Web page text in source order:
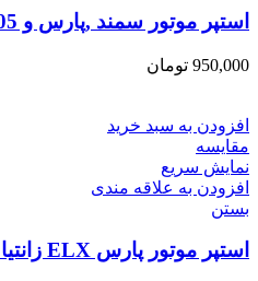
استپر موتور سمند ,پارس و 405 (XU7 ) کروز
950,000 تومان
افزودن به سبد خرید
مقایسه
نمایش سریع
افزودن به علاقه مندی
بستن
استپر موتور پارس ELX زانتیا 1800 برند AMC